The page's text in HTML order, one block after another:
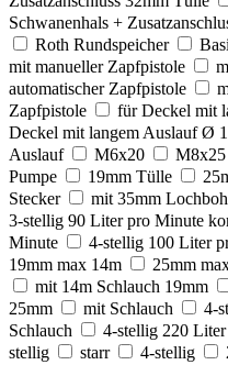
Schwanenhals +
Roth Rundspeicher
mit manueller Zapfpistole
automatischer Zapfpistole
Zapfpistole
für Deckel mit
Deckel mit langem Auslauf Ø
Auslauf
M6x20 M8x25
Pumpe
19mm Tülle
Stecker
mit 35mm
3-stellig 90 Liter pro Minute
Minute
4-stellig 100 Liter
19mm max 14m
25mm
mit 14m Schlauch 19mm
25mm
mit Schlauch 4-
Schlauch
4-stellig 220
stellig
starr 4-stellig